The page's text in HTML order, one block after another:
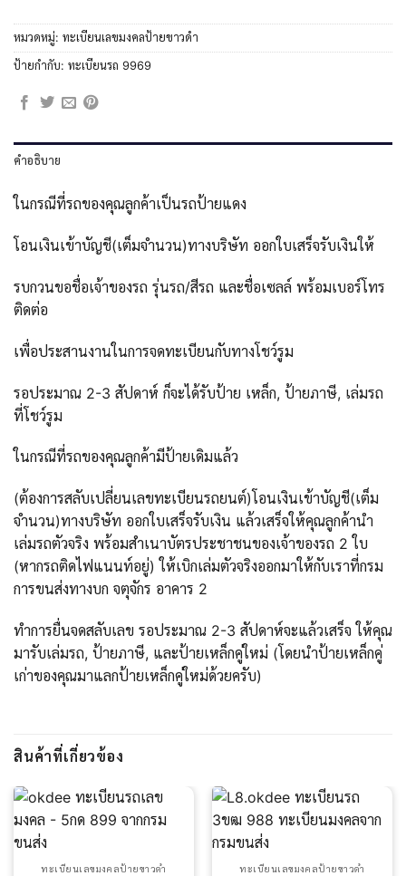
หมวดหมู่: ทะเบียนเลขมงคลป้ายขาวดำ
ป้ายกำกับ: ทะเบียนรถ 9969
คำอธิบาย
ในกรณีที่รถของคุณลูกค้าเป็นรถป้ายแดง
โอนเงินเข้าบัญชี(เต็มจำนวน)ทางบริษัท ออกใบเสร็จรับเงินให้
รบกวนขอชื่อเจ้าของรถ รุ่นรถ/สีรถ และชื่อเซลล์ พร้อมเบอร์โทร
ติดต่อ
เพื่อประสานงานในการจดทะเบียนกับทางโชว์รูม
รอประมาณ 2-3 สัปดาห์ ก็จะได้รับป้าย เหล็ก, ป้ายภาษี, เล่มรถ
ที่โชว์รูม
ในกรณีที่รถของคุณลูกค้ามีป้ายเดิมแล้ว
(ต้องการสลับเปลี่ยนเลขทะเบียนรถยนต์)โอนเงินเข้าบัญชี(เต็ม
จำนวน)ทางบริษัท ออกใบเสร็จรับเงิน แล้วเสร็จให้คุณลูกค้านำ
เล่มรถตัวจริง พร้อมสำเนาบัตรประชาชนของเจ้าของรถ 2 ใบ
(หากรถติดไฟแนนท์อยู่) ให้เบิกเล่มตัวจริงออกมาให้กับเราที่กรม
การขนส่งทางบก จตุจักร อาคาร 2
ทำการยื่นจดสลับเลข รอประมาณ 2-3 สัปดาห์จะแล้วเสร็จ ให้คุณ
มารับเล่มรถ, ป้ายภาษี, และป้ายเหล็กคู่ใหม่ (โดยนำป้ายเหล็กคู่
เก่าของคุณมาแลกป้ายเหล็กคู่ใหม่ด้วยครับ)
สินค้าที่เกี่ยวข้อง
ทะเบียนเลขมงคลป้ายขาวดำ ทะเบียนเลขมงคลป้ายขาวดำ